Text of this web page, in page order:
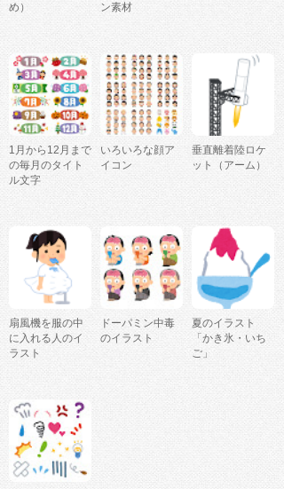
め）
ン素材
1月から12月まで
の毎月のタイト
ル文字
いろいろな顔ア
イコン
垂直離着陸ロケ
ット（アーム）
扇風機を服の中
に入れる人のイ
ラスト
ドーパミン中毒
のイラスト
夏のイラスト
「かき氷・いち
ご」